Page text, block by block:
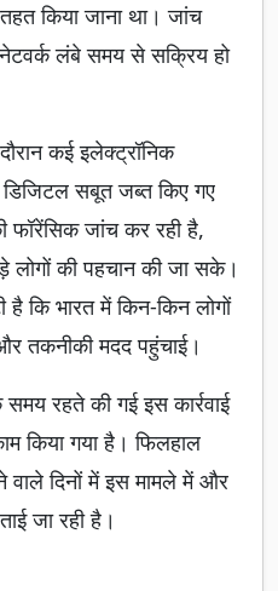
किया जाना था। जांच
लंबे समय से सक्रिय हो
कई इलेक्ट्रॉनिक
सबूत जब्त किए गए
फॉरेंसिक जांच कर रही है,
की पहचान की जा सके।
कि भारत में किन-किन लोगों
तकनीकी मदद पहुंचाई।
समय रहते की गई इस कार्रवाई
किया गया है। फिलहाल
दिनों में इस मामले में और
जा रही है।